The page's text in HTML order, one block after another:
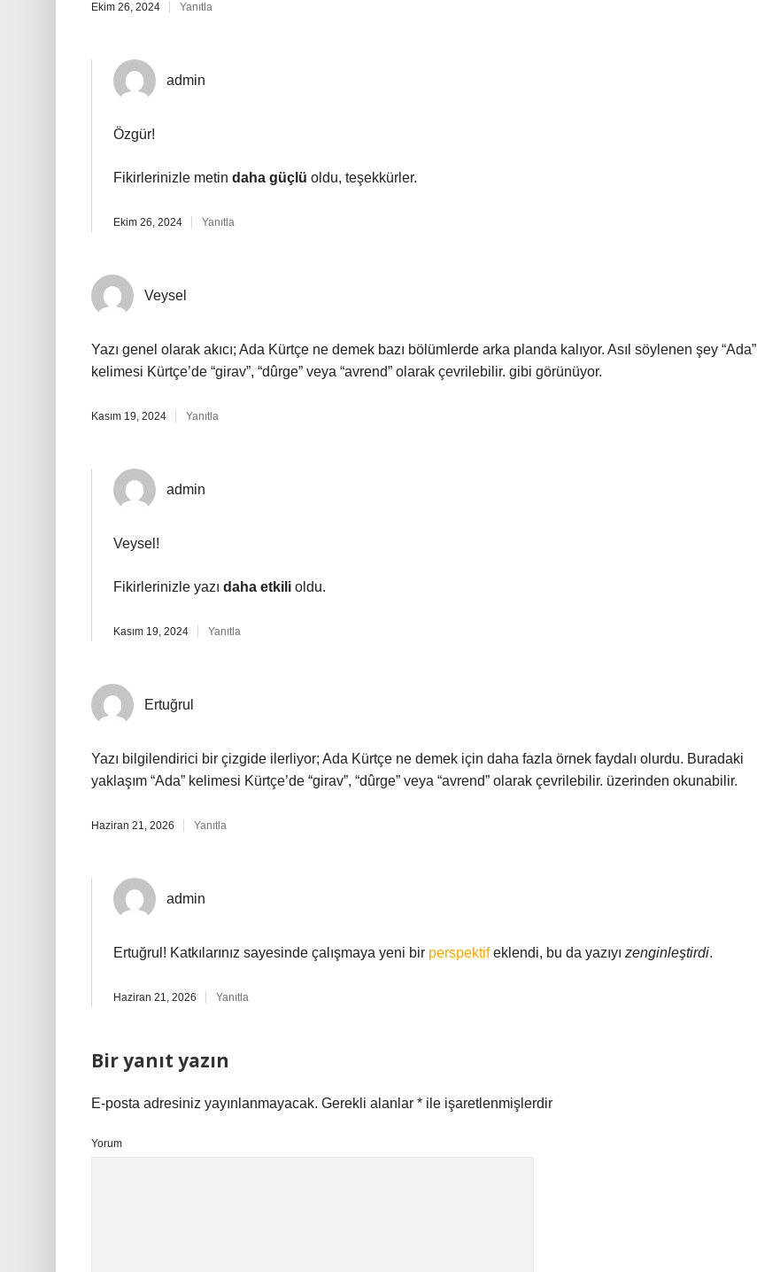
Ekim 26, 2024 Yanıtla
admin
Özgür!
Fikirlerinizle metin daha güçlü oldu, teşekkürler.
Ekim 26, 2024 Yanıtla
Veysel
Yazı genel olarak akıcı; Ada Kürtçe ne demek bazı bölümlerde arka planda kalıyor. Asıl söylenen şey “Ada”
kelimesi Kürtçe’de “girav”, “dûrge” veya “avrend” olarak çevrilebilir. gibi görünüyor.
Kasım 19, 2024 Yanıtla
admin
Veysel!
Fikirlerinizle yazı daha etkili oldu.
Kasım 19, 2024 Yanıtla
Ertuğrul
Yazı bilgilendirici bir çizgide ilerliyor; Ada Kürtçe ne demek için daha fazla örnek faydalı olurdu. Buradaki
yaklaşım “Ada” kelimesi Kürtçe’de “girav”, “dûrge” veya “avrend” olarak çevrilebilir. üzerinden okunabilir.
Haziran 21, 2026 Yanıtla
admin
Ertuğrul! Katkılarınız sayesinde çalışmaya yeni bir perspektifeklendi, bu da yazıyı zenginleştirdi.
Haziran 21, 2026 Yanıtla
Bir yanıt yazın
E-posta adresiniz yayınlanmayacak. Gerekli alanlar * ile işaretlenmişlerdir
Yorum